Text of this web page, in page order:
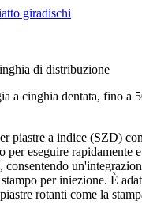
giradischi
di distribuzione
a cinghia dentata, fino a
piastre a indice (SZD)
per eseguire rapidamente
per iniezione. È
rotanti come la